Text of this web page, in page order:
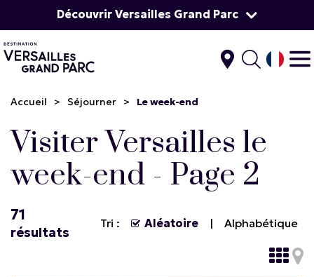
Découvrir Versailles Grand Parc
Accueil > Séjourner > Le week-end
Visiter Versailles le
week-end - Page 2
71
résultats
Tri : Aléatoire Alphabétique